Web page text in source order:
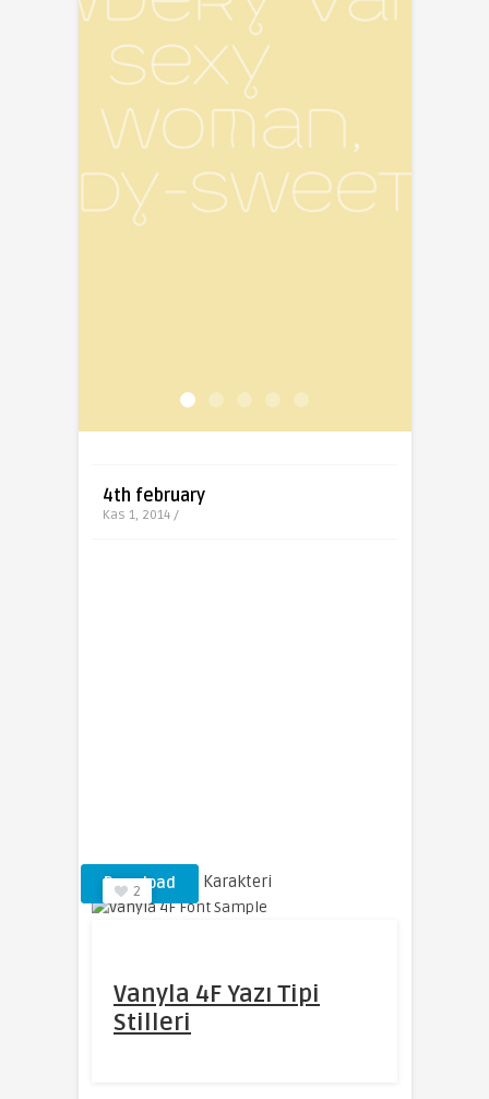
4th february
Kas 1, 2014 /
Download
2
Vanyla 4F Yazı Karakteri
Vanyla 4F Yazı Tipi
Stilleri